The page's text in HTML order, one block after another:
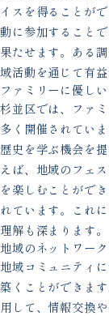
イスを得ることが
動に参加すること
果たせます。ある
域活動を通じて有
ファミリーに優し
杉並区では、ファ
多く開催されてい
歴史を学ぶ機会を
えば、地域のフェ
を楽しむことがで
れています。これ
理解も深まります。
地域のネットワー
地域コミュニティ
築くことができま
用して、情報交換